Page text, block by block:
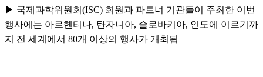
▶ 국제과학위원회 (ISC) 회원과 파트너 기관들이 주최한 이번
행사에는 아르헨티나, 탄자니아, 슬로바키아, 인도에 이르기까
지 전 세계에서 80개 이상의 행사가 개최됨